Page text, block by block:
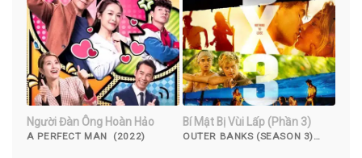
Người Đàn Ông Hoàn Hảo
A PERFECT MAN (2022)
Bí Mật Bị Vùi Lấp (Phần 3)
OUTER BANKS (SEASON 3)